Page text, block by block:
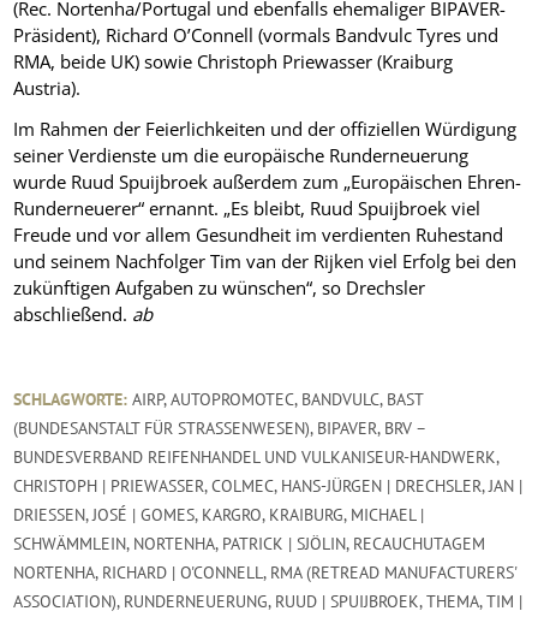
(Rec. Nortenha/Portugal und ebenfalls ehemaliger BIPAVER-
Präsident), Richard O’Connell (vormals Bandvulc Tyres und
RMA, beide UK) sowie Christoph Priewasser (Kraiburg
Austria).
Im Rahmen der Feierlichkeiten und der offiziellen Würdigung
seiner Verdienste um die europäische Runderneuerung
wurde Ruud Spuijbroek außerdem zum „Europäischen Ehren-
Runderneuerer“ ernannt. „Es bleibt, Ruud Spuijbroek viel
Freude und vor allem Gesundheit im verdienten Ruhestand
und seinem Nachfolger Tim van der Rijken viel Erfolg bei den
zukünftigen Aufgaben zu wünschen“, so Drechsler
abschließend. ab
SCHLAGWORTE: AIRP,AUTOPROMOTEC, BANDVULC, BAST
(BUNDESANSTALT FÜR STRASSENWESEN) , BIPAVER, BRV –
BUNDESVERBAND REIFENHANDEL UND VULKANISEUR-HANDWERK,
CHRISTOPH | PRIEWASSER,COLMEC, HANS-JÜRGEN | DRECHSLER,JAN |
DRIESSEN,JOSÉ | GOMES, KARGRO, KRAIBURG, MICHAEL |
SCHWÄMMLEIN, NORTENHA, PATRICK | SJÖLIN, RECAUCHUTAGEM
NORTENHA, RICHARD | O'CONNELL, RMA (RETREAD MANUFACTURERS'
ASSOCIATION), RUNDERNEUERUNG, RUUD | SPUIJBROEK,THEMA,TIM |